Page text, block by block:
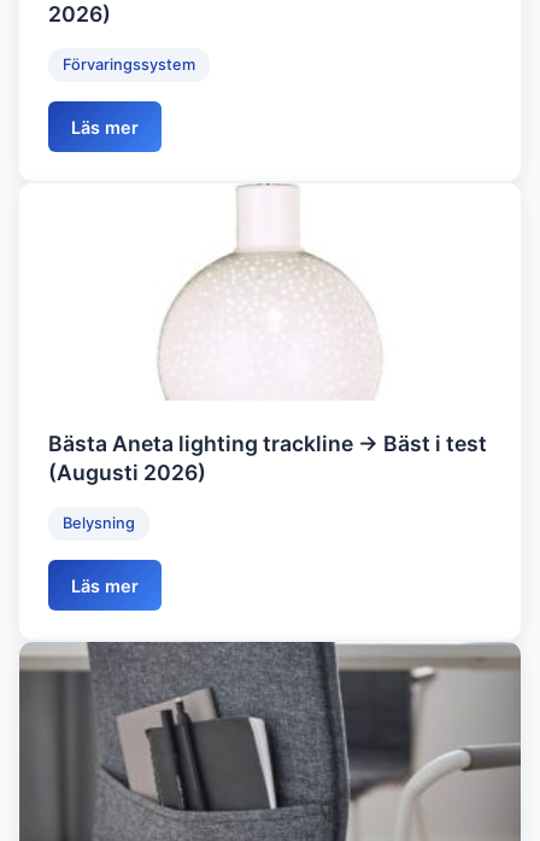
2026)
Förvaringssystem
Läs mer
Bästa Aneta lighting trackline → Bäst i test
(Augusti 2026)
Belysning
Läs mer